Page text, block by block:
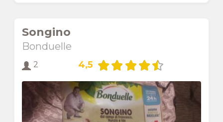
Songino
Bonduelle
2 4,5